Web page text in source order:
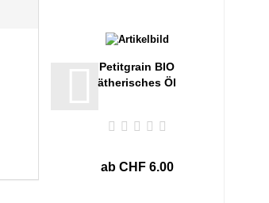
Petitgrain BIO
ätherisches Öl
ab CHF 6.00